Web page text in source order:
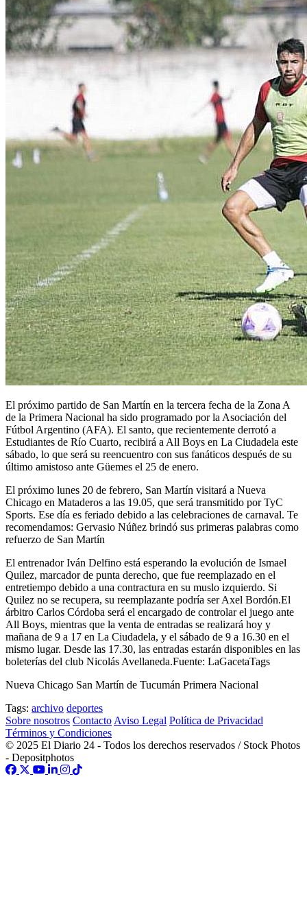
El próximo partido de San Martín en la tercera fecha de la Zona A
de la Primera Nacional ha sido programado por la Asociación del
Fútbol Argentino (AFA). El santo, que recientemente derrotó a
Estudiantes de Río Cuarto, recibirá a All Boys en La Ciudadela este
sábado, lo que será su reencuentro con sus fanáticos después de su
último amistoso ante Güemes el 25 de enero.
El próximo lunes 20 de febrero, San Martín visitará a Nueva
Chicago en Mataderos a las 19.05, que será transmitido por TyC
Sports. Ese día es feriado debido a las celebraciones de carnaval. Te
recomendamos: Gervasio Núñez brindó sus primeras palabras como
refuerzo de San Martín
El entrenador Iván Delfino está esperando la evolución de Ismael
Quilez, marcador de punta derecho, que fue reemplazado en el
entretiempo debido a una contractura en su muslo izquierdo. Si
Quilez no se recupera, su reemplazante podría ser Axel Bordón.El
árbitro Carlos Córdoba será el encargado de controlar el juego ante
All Boys, mientras que la venta de entradas se realizará hoy y
mañana de 9 a 17 en La Ciudadela, y el sábado de 9 a 16.30 en el
mismo lugar. Desde las 17.30, las entradas estarán disponibles en las
boleterías del club Nicolás Avellaneda.Fuente: LaGacetaTags
Nueva Chicago San Martín de Tucumán Primera Nacional
Tags: archivo deportes
Sobre nosotros Contacto Aviso Legal Política de Privacidad
Términos y Condiciones
© 2025 El Diario 24 - Todos los derechos reservados / Stock Photos
- Depositphotos